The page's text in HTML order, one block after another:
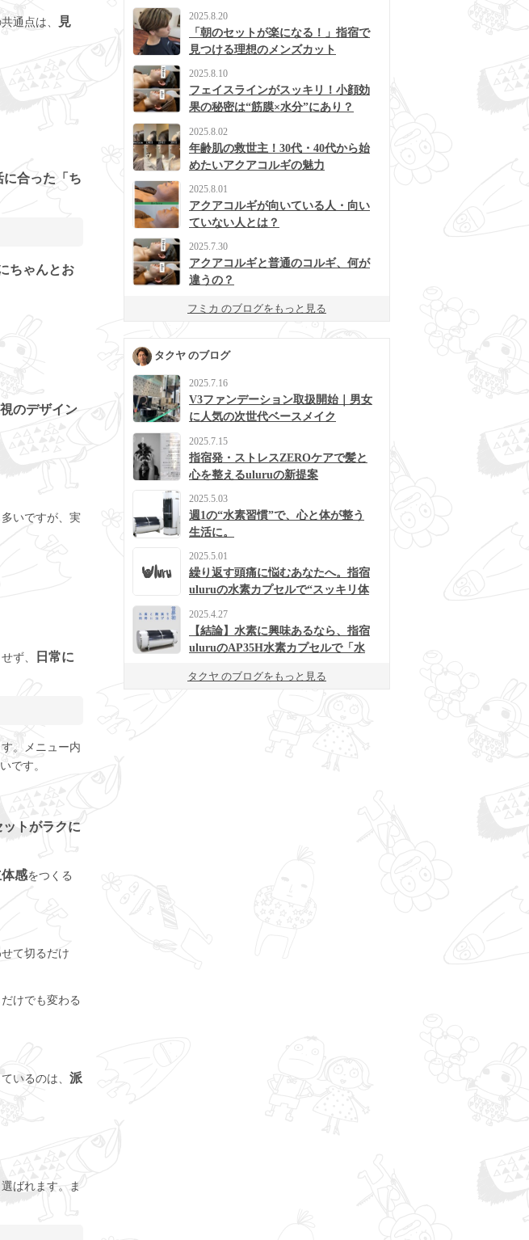
通点は、
見
に合った「ち
ちゃんとお
のデザイン
いですが、実
ず、
日常に
。メニュー内
です。
ットがラクに
感をつくる
て切るだけ
けでも変わる
いるのは、 派
ばれます。ま
2025.8.20
「朝のセットが楽になる！」指宿で
見つける理想のメンズカット
2025.8.10
フェイスラインがスッキリ！小顔効
果の秘密は“筋膜×水分”にあり？
2025.8.02
年齢肌の救世主！30代・40代から始
めたいアクアコルギの魅力
2025.8.01
アクアコルギが向いている人・向い
ていない人とは？
2025.7.30
アクアコルギと普通のコルギ、何が
違うの？
フミカ のブログをもっと見る
タクヤ のブログ
2025.7.16
V3ファンデーション取扱開始｜男女
に人気の次世代ベースメイク
2025.7.15
指宿発・ストレスZEROケアで髪と
心を整えるuluruの新提案
2025.5.03
週1の“水素習慣”で、心と体が整う
生活に。
2025.5.01
繰り返す頭痛に悩むあなたへ。指宿
uluruの水素カプセルで“スッキリ体
2025.4.27
【結論】水素に興味あるなら、指宿
uluruのAP35H水素カプセルで「水
タクヤ のブログをもっと見る